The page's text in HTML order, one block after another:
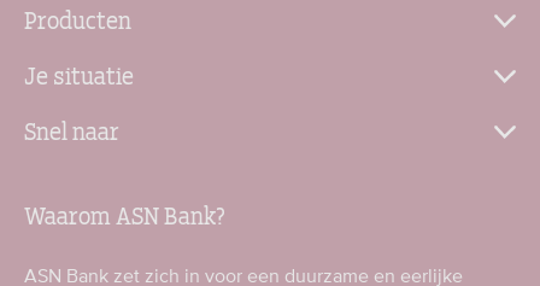
Producten
Je situatie
Snel naar
Waarom ASN Bank?
ASN Bank zet zich in voor een duurzame en eerlijke